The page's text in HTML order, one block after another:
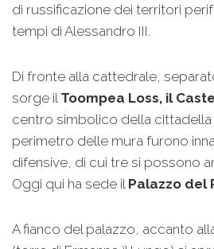
di russificazione dei territori
tempi di Alessandro III.
Di fronte alla cattedrale,
sorge il Toompea Loss, il
centro simbolico della cittadella
perimetro delle mura furono
difensive, di cui tre si possono
Oggi qui ha sede il Palazzo del
A fianco del palazzo, accanto